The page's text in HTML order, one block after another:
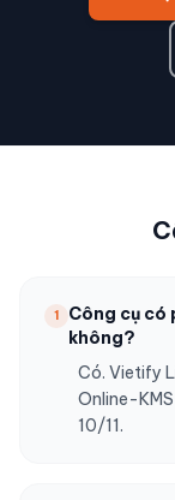
1
Công cụ có
không?
Có. Vietify
Online-
10/11.